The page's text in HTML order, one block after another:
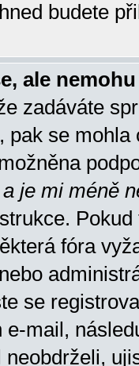
budete
ale
zadáváte
pak se
je mi méně
fóra
se
e-mail,